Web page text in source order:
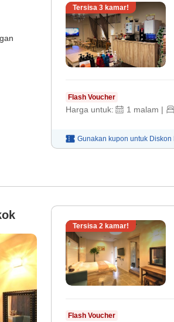
Tersisa 3 kamar!
Flash Voucher
Harga untuk: 1 malam |
Gunakan kupon untuk Diskon
Tersisa 2 kamar!
Flash Voucher